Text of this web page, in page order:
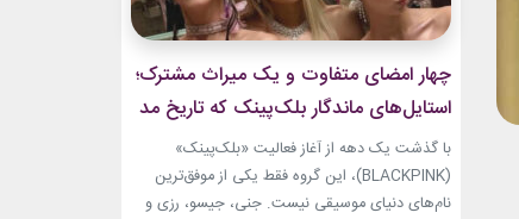
چهار امضای متفاوت و یک میراث مشترک؛
استایل‌های ماندگار بلک‌پینک که تاریخ مد
کی‌پاپ را ساختند
با گذشت یک دهه از آغاز فعالیت «بلک‌پینک»
(BLACKPINK)، این گروه فقط یکی از موفق‌ترین
نام‌های دنیای موسیقی نیست. جنی، جیسو، رزی و